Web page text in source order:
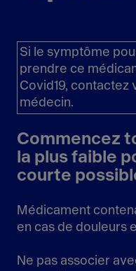
Si le symptôme
prendre ce
Covid19, contactez
médecin.
Commencez
la plus faible
courte
Médicament
en cas de douleurs
Ne pas associer